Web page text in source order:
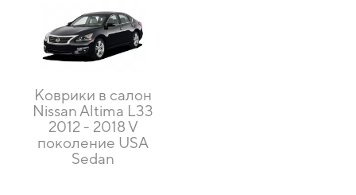
Коврики в салон
Nissan Altima L33
2012 - 2018 V
поколение USA
Sedan